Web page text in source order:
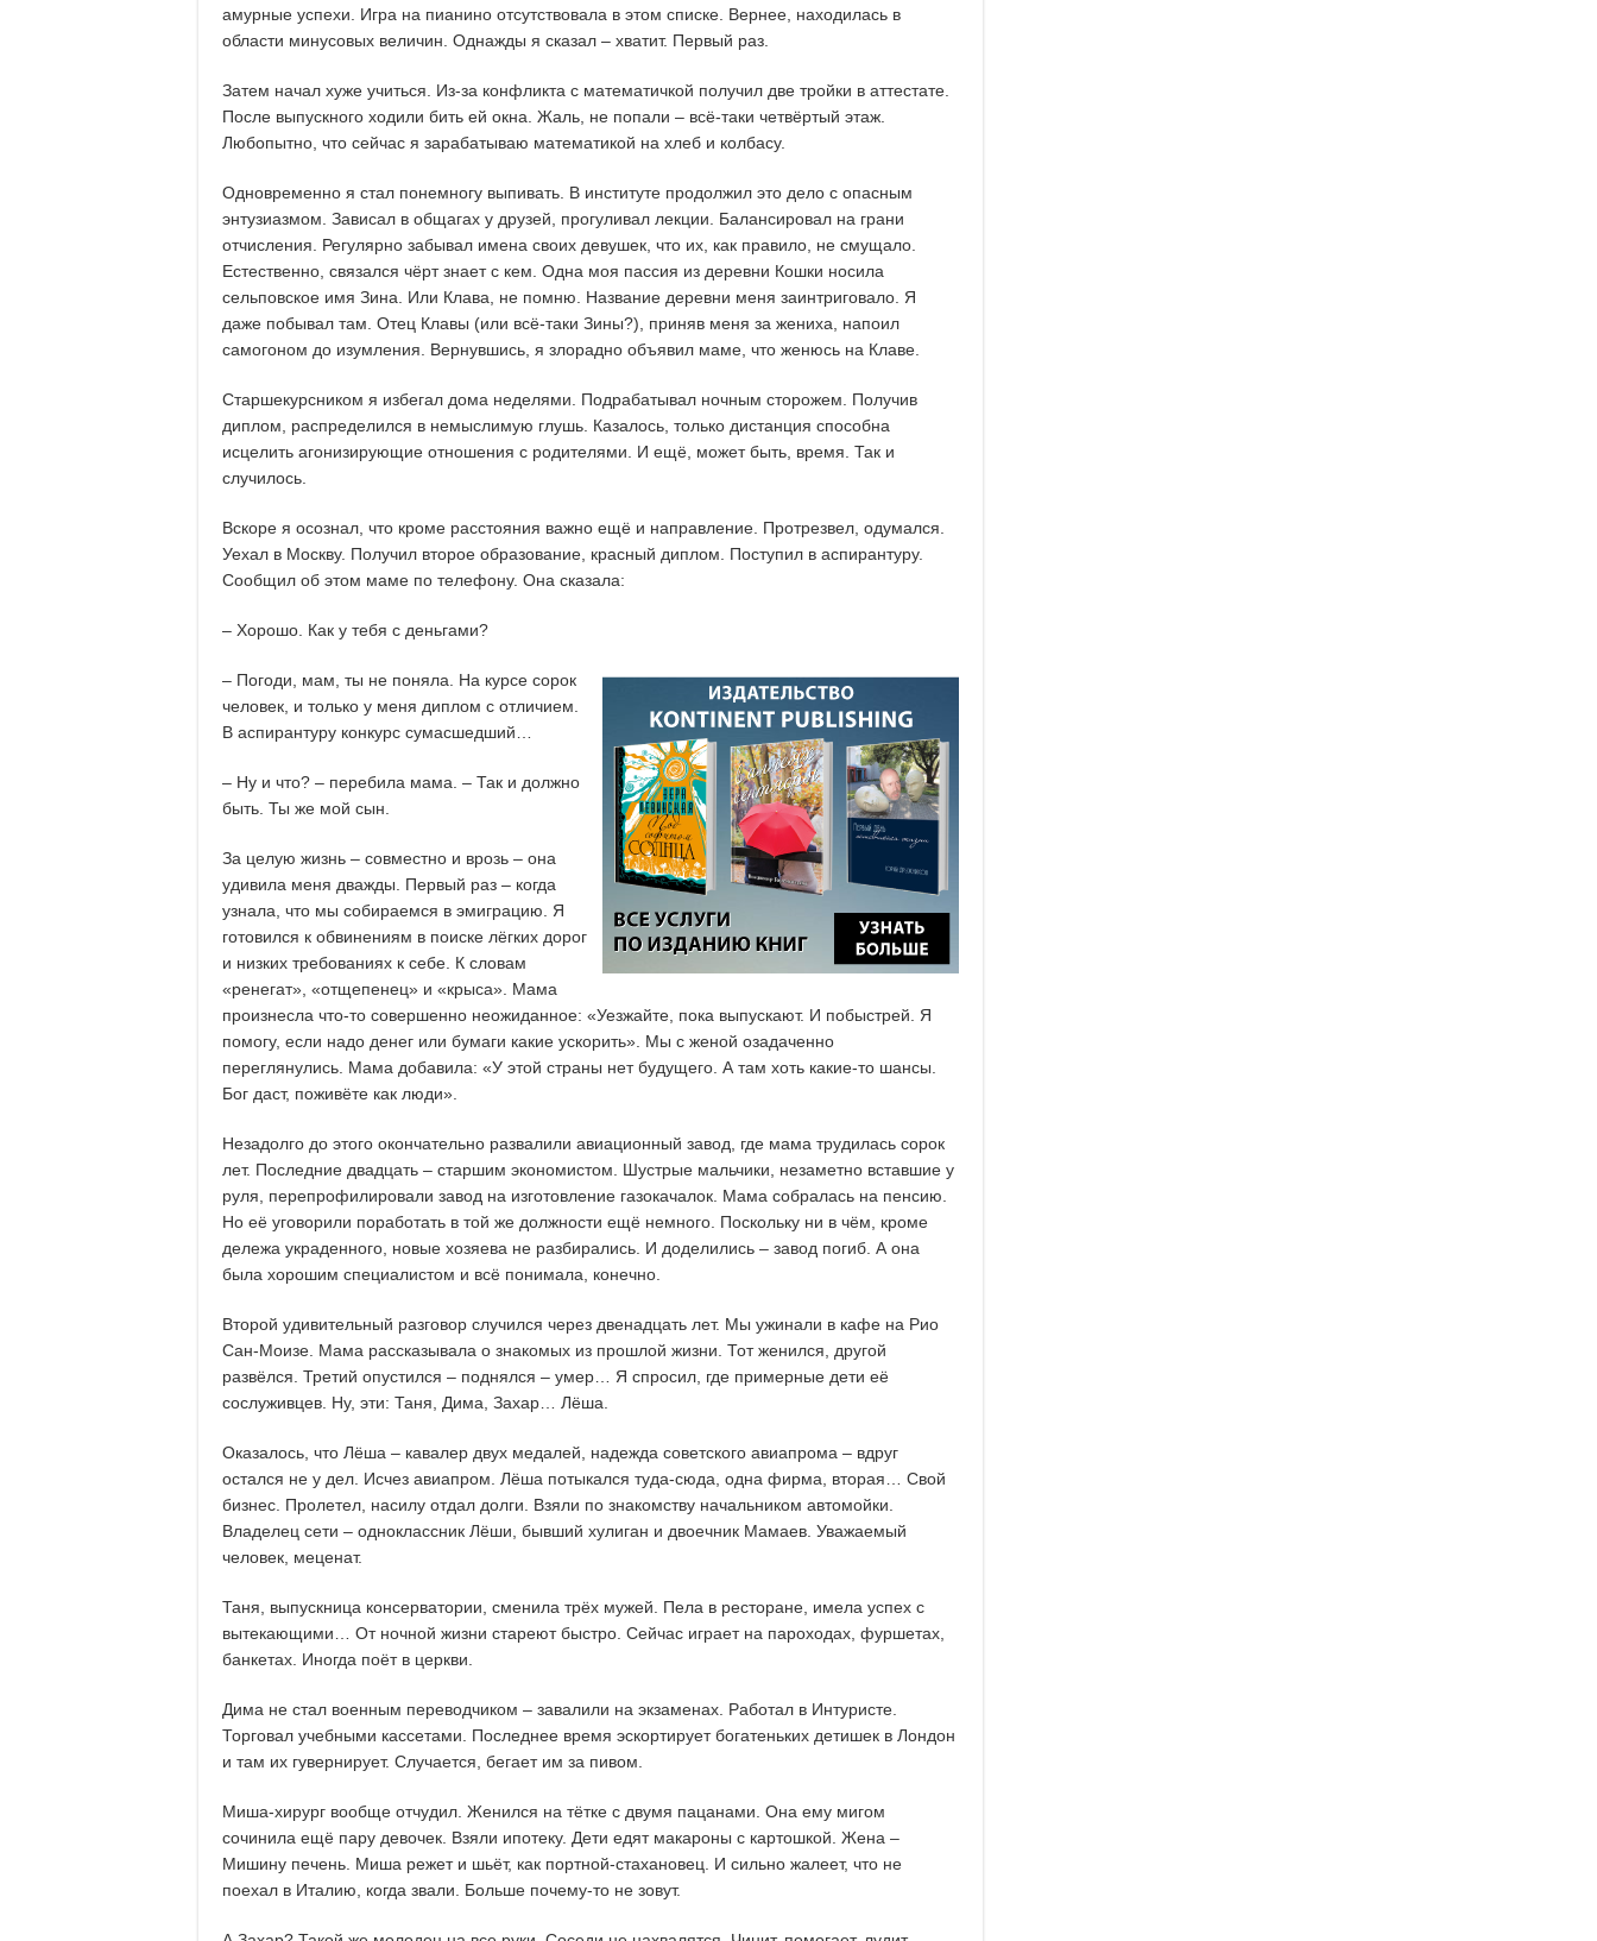
амурные успехи. Игра на пианино отсутствовала в этом списке. Вернее, находилась в
области минусовых величин. Однажды я сказал – хватит. Первый раз.
Затем начал хуже учиться. Из-за конфликта с математичкой получил две тройки в аттестате.
После выпускного ходили бить ей окна. Жаль, не попали – всё-таки четвёртый этаж.
Любопытно, что сейчас я зарабатываю математикой на хлеб и колбасу.
Одновременно я стал понемногу выпивать. В институте продолжил это дело с опасным
энтузиазмом. Зависал в общагах у друзей, прогуливал лекции. Балансировал на грани
отчисления. Регулярно забывал имена своих девушек, что их, как правило, не смущало.
Естественно, связался чёрт знает с кем. Одна моя пассия из деревни Кошки носила
сельповское имя Зина. Или Клава, не помню. Название деревни меня заинтриговало. Я
даже побывал там. Отец Клавы (или всё-таки Зины?), приняв меня за жениха, напоил
самогоном до изумления. Вернувшись, я злорадно объявил маме, что женюсь на Клаве.
Старшекурсником я избегал дома неделями. Подрабатывал ночным сторожем. Получив
диплом, распределился в немыслимую глушь. Казалось, только дистанция способна
исцелить агонизирующие отношения с родителями. И ещё, может быть, время. Так и
случилось.
Вскоре я осознал, что кроме расстояния важно ещё и направление. Протрезвел, одумался.
Уехал в Москву. Получил второе образование, красный диплом. Поступил в аспирантуру.
Сообщил об этом маме по телефону. Она сказала:
– Хорошо. Как у тебя с деньгами?
– Погоди, мам, ты не поняла. На курсе сорок
человек, и только у меня диплом с отличием.
В аспирантуру конкурс сумасшедший…
– Ну и что? – перебила мама. – Так и должно
быть. Ты же мой сын.
За целую жизнь – совместно и врозь – она
удивила меня дважды. Первый раз – когда
узнала, что мы собираемся в эмиграцию. Я
готовился к обвинениям в поиске лёгких дорог
и низких требованиях к себе. К словам
«ренегат», «отщепенец» и «крыса». Мама
произнесла что-то совершенно неожиданное: «Уезжайте, пока выпускают. И побыстрей. Я
помогу, если надо денег или бумаги какие ускорить». Мы с женой озадаченно
переглянулись. Мама добавила: «У этой страны нет будущего. А там хоть какие-то шансы.
Бог даст, поживёте как люди».
Незадолго до этого окончательно развалили авиационный завод, где мама трудилась сорок
лет. Последние двадцать – старшим экономистом. Шустрые мальчики, незаметно вставшие у
руля, перепрофилировали завод на изготовление газокачалок. Мама собралась на пенсию.
Но её уговорили поработать в той же должности ещё немного. Поскольку ни в чём, кроме
дележа украденного, новые хозяева не разбирались. И доделились – завод погиб. А она
была хорошим специалистом и всё понимала, конечно.
Второй удивительный разговор случился через двенадцать лет. Мы ужинали в кафе на Рио
Сан-Моизе. Мама рассказывала о знакомых из прошлой жизни. Тот женился, другой
развёлся. Третий опустился – поднялся – умер… Я спросил, где примерные дети её
сослуживцев. Ну, эти: Таня, Дима, Захар… Лёша.
Оказалось, что Лёша – кавалер двух медалей, надежда советского авиапрома – вдруг
остался не у дел. Исчез авиапром. Лёша потыкался туда-сюда, одна фирма, вторая… Свой
бизнес. Пролетел, насилу отдал долги. Взяли по знакомству начальником автомойки.
Владелец сети – одноклассник Лёши, бывший хулиган и двоечник Мамаев. Уважаемый
человек, меценат.
Таня, выпускница консерватории, сменила трёх мужей. Пела в ресторане, имела успех с
вытекающими… От ночной жизни стареют быстро. Сейчас играет на пароходах, фуршетах,
банкетах. Иногда поёт в церкви.
Дима не стал военным переводчиком – завалили на экзаменах. Работал в Интуристе.
Торговал учебными кассетами. Последнее время эскортирует богатеньких детишек в Лондон
и там их гувернирует. Случается, бегает им за пивом.
Миша-хирург вообще отчудил. Женился на тётке с двумя пацанами. Она ему мигом
сочинила ещё пару девочек. Взяли ипотеку. Дети едят макароны с картошкой. Жена –
Мишину печень. Миша режет и шьёт, как портной-стахановец. И сильно жалеет, что не
поехал в Италию, когда звали. Больше почему-то не зовут.